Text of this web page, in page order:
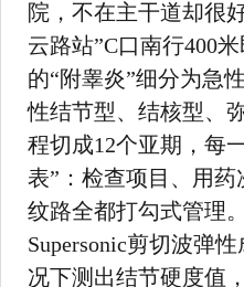
院，不在主干道却很
云路站”C口南行400
的“附睾炎”细分为急
性结节型、结核型、
程切成12个亚期，每
表”：检查项目、用
纹路全都打勾式管理
Supersonic剪切波弹
况下测出结节硬度值